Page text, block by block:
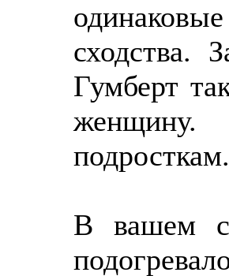
сходства.
Гумберт
подросткам.
В вашем